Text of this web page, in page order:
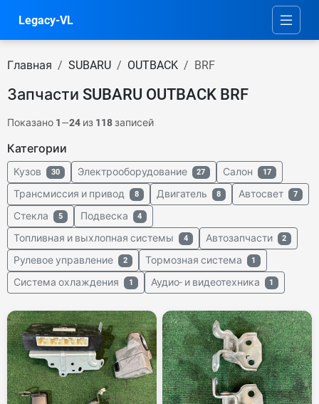
Legacy-VL
Главная SUBARU OUTBACK BRF
Запчасти SUBARU OUTBACK BRF
Показано 1—24 из 118записей
Категории
Кузов 30 Электрооборудование 27 Салон 17
Трансмиссия и привод 8 Двигатель 8 Автосвет 7
Стекла 5 Подвеска 4
Топливная и выхлопная системы 4 Автозапчасти 2
Рулевое управление 2 Тормозная система 1
Система охлаждения 1 Аудио- и видеотехника 1